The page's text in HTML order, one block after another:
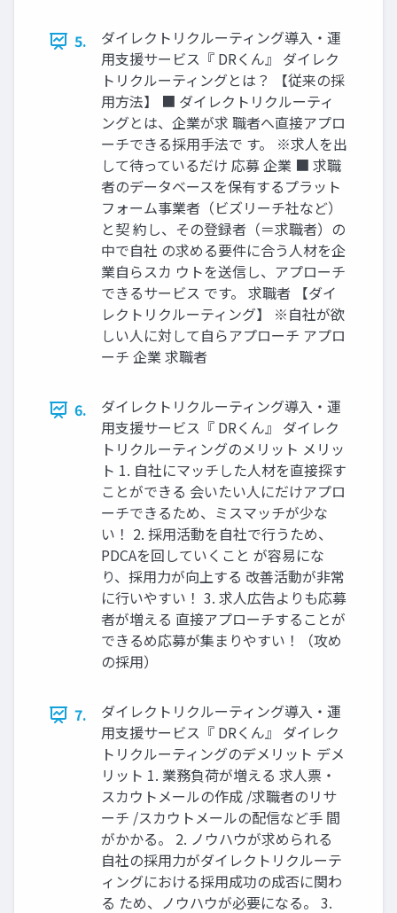
5.
ダイレクトリクルーティング導入・運
用支援サービス『 DRくん』 ダイレク
トリクルーティングとは？ 【従来の採
用方法】 ■ ダイレクトリクルーティ
ングとは、企業が求 職者へ直接アプロ
ーチできる採用手法で す。 ※求人を出
して待っているだけ 応募 企業 ■ 求職
者のデータベースを保有するプラット
フォーム事業者（ビズリーチ社など）
と契 約し、その登録者（＝求職者）の
中で自社 の求める要件に合う人材を企
業自らスカ ウトを送信し、アプローチ
できるサービス です。 求職者 【ダイ
レクトリクルーティング】 ※自社が欲
しい人に対して自らアプローチ アプロ
ーチ 企業 求職者
6.
ダイレクトリクルーティング導入・運
用支援サービス『 DRくん』 ダイレク
トリクルーティングのメリット メリッ
ト 1. 自社にマッチした人材を直接探す
ことができる 会いたい人にだけアプロ
ーチできるため、ミスマッチが少な
い！ 2. 採用活動を自社で行うため、
PDCAを回していくこと が容易にな
り、採用力が向上する 改善活動が非常
に行いやすい！ 3. 求人広告よりも応募
者が増える 直接アプローチすることが
できるめ応募が集まりやすい！（攻め
の採用）
7.
ダイレクトリクルーティング導入・運
用支援サービス『 DRくん』 ダイレク
トリクルーティングのデメリット デメ
リット 1. 業務負荷が増える 求人票・
スカウトメールの作成 /求職者のリサ
ーチ /スカウトメールの配信など手 間
がかかる。 2. ノウハウが求められる
自社の採用力がダイレクトリクルーテ
ィングにおける採用成功の成否に関わ
る ため、ノウハウが必要になる。 3.